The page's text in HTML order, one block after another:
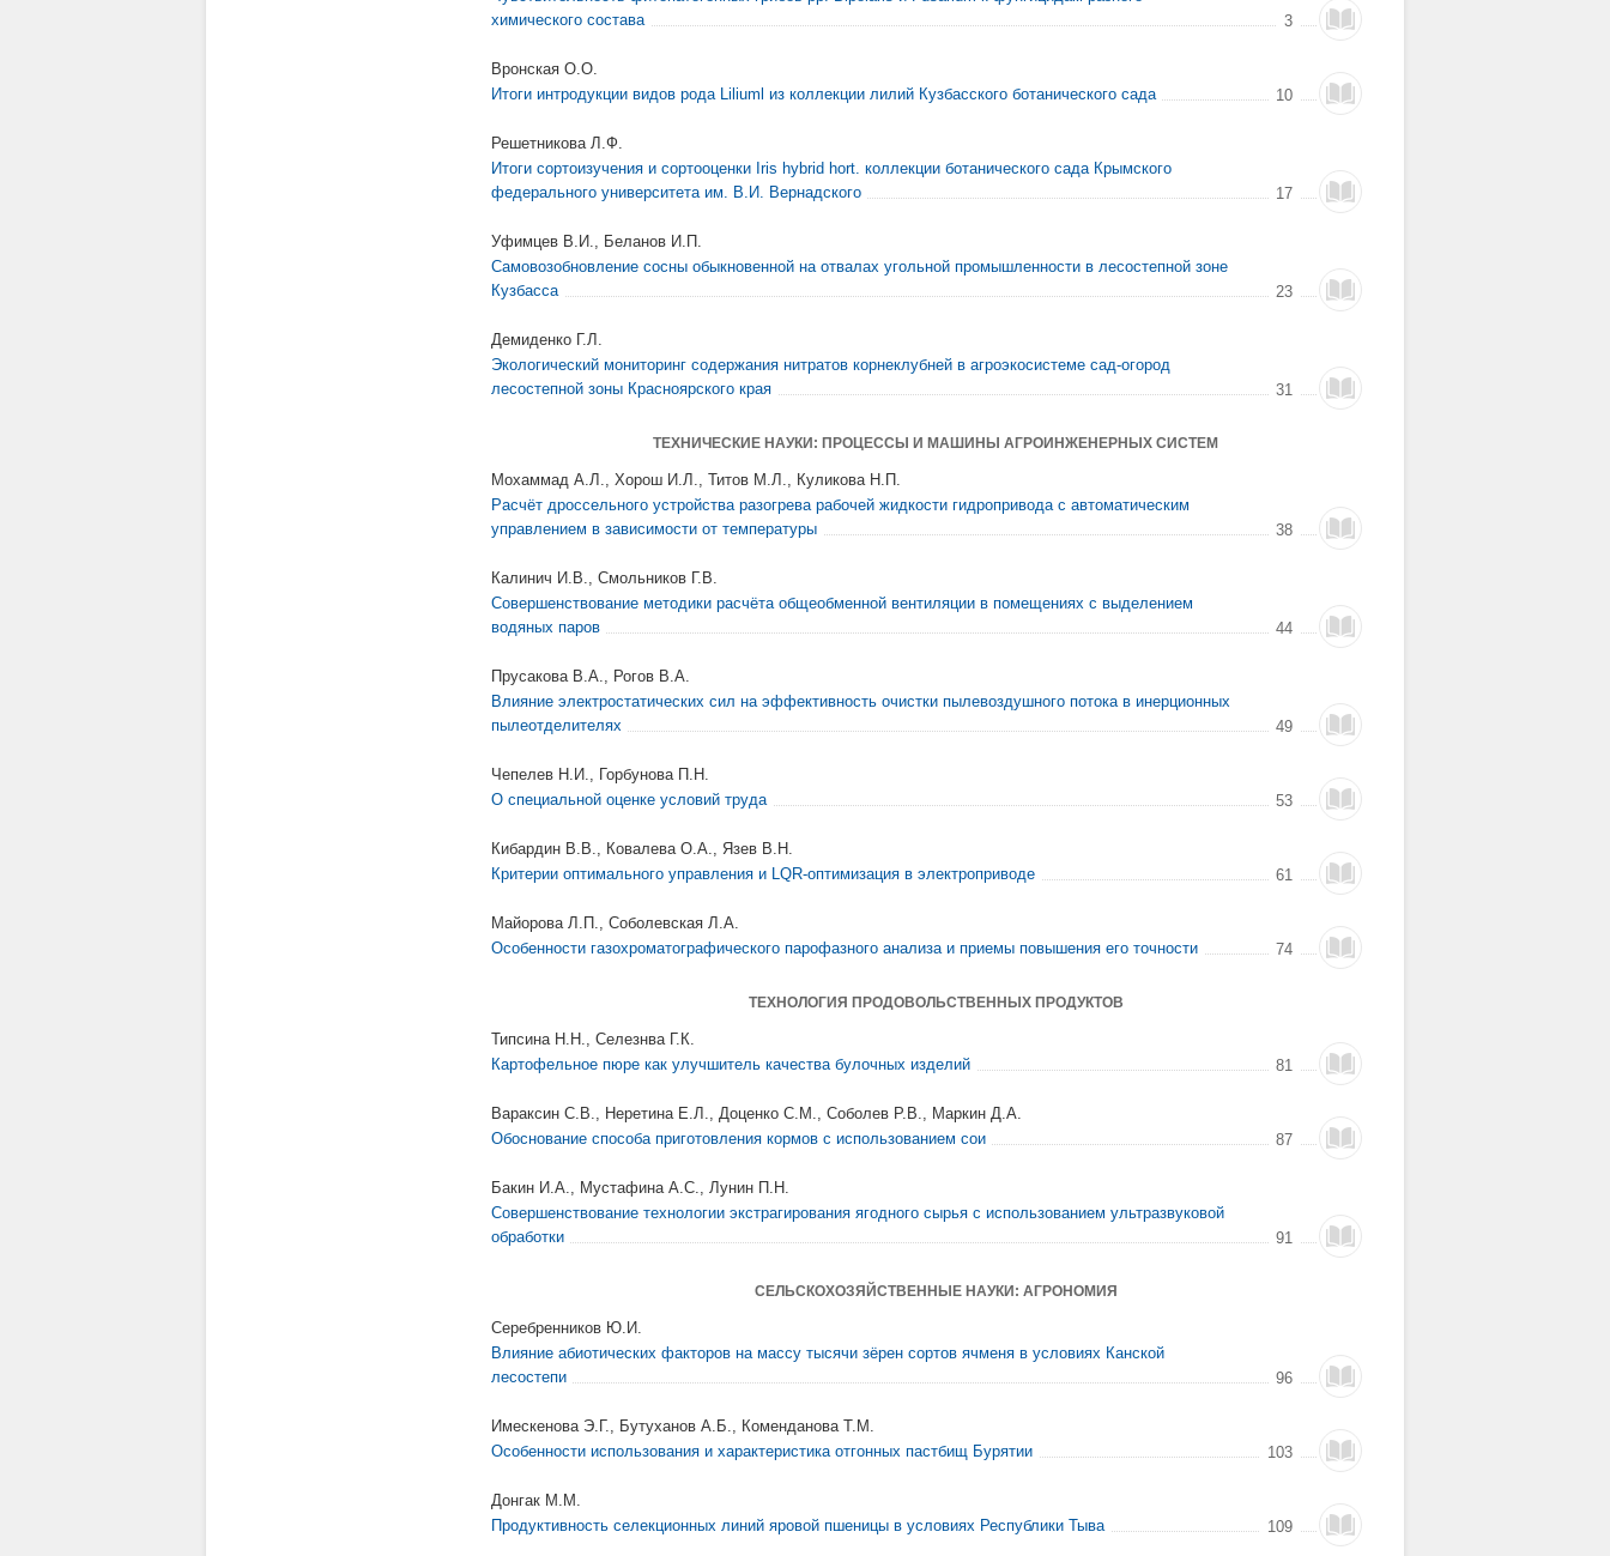
химического состава
3
Вронская О.О.
Итоги интродукции видов рода Liliuml из коллекции лилий Кузбасского ботанического сада
10
Решетникова Л.Ф.
Итоги сортоизучения и сортооценки Iris hybrid hort. коллекции ботанического сада Крымского
федерального университета им. В.И. Вернадского
17
Уфимцев В.И., Беланов И.П.
Самовозобновление сосны обыкновенной на отвалах угольной промышленности в лесостепной зоне
Кузбасса
23
Демиденко Г.Л.
Экологический мониторинг содержания нитратов корнеклубней в агроэкосистеме сад-огород
лесостепной зоны Красноярского края
31
ТЕХНИЧЕСКИЕ НАУКИ: ПРОЦЕССЫ И МАШИНЫ АГРОИНЖЕНЕРНЫХ СИСТЕМ
Мохаммад А.Л., Хорош И.Л., Титов М.Л., Куликова Н.П.
Расчёт дроссельного устройства разогрева рабочей жидкости гидропривода с автоматическим
управлением в зависимости от температуры
38
Калинич И.В., Смольников Г.В.
Совершенствование методики расчёта общеобменной вентиляции в помещениях с выделением
водяных паров
44
Прусакова В.А., Рогов В.А.
Влияние электростатических сил на эффективность очистки пылевоздушного потока в инерционных
пылеотделителях
49
Чепелев Н.И., Горбунова П.Н.
О специальной оценке условий труда
53
Кибардин В.В., Ковалева О.А., Язев В.Н.
Критерии оптимального управления и LQR-оптимизация в электроприводе
61
Майорова Л.П., Соболевская Л.А.
Особенности газохроматографического парофазного анализа и приемы повышения его точности
74
ТЕХНОЛОГИЯ ПРОДОВОЛЬСТВЕННЫХ ПРОДУКТОВ
Типсина Н.Н., Селезнва Г.К.
Картофельное пюре как улучшитель качества булочных изделий
81
Вараксин С.В., Неретина Е.Л., Доценко С.М., Соболев Р.В., Маркин Д.А.
Обоснование способа приготовления кормов с использованием сои
87
Бакин И.А., Мустафина А.С., Лунин П.Н.
Совершенствование технологии экстрагирования ягодного сырья с использованием ультразвуковой
обработки
91
СЕЛЬСКОХОЗЯЙСТВЕННЫЕ НАУКИ: АГРОНОМИЯ
Серебренников Ю.И.
Влияние абиотических факторов на массу тысячи зёрен сортов ячменя в условиях Канской
лесостепи
96
Имескенова Э.Г., Бутуханов А.Б., Коменданова Т.М.
Особенности использования и характеристика отгонных пастбищ Бурятии
103
Донгак М.М.
Продуктивность селекционных линий яровой пшеницы в условиях Республики Тыва
109